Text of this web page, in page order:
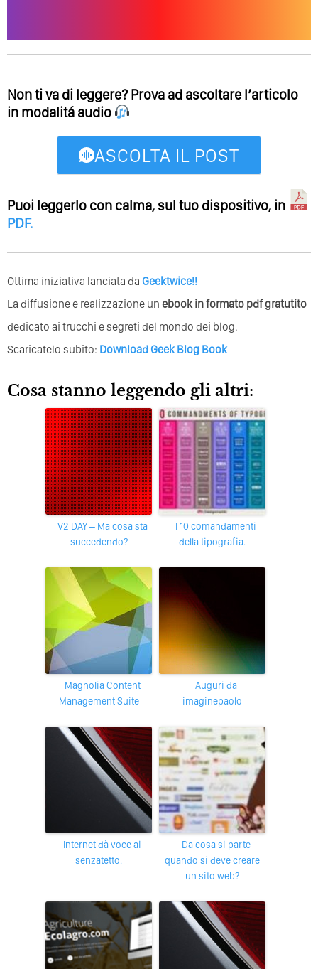
Non ti va di leggere? Prova ad ascoltare l’articolo
in modalitá audio
ASCOLTA IL POST
Puoi leggerlo con calma, sul tuo dispositivo, in
PDF.
Ottima iniziativa lanciata da Geektwice!!
La diffusione e realizzazione un ebook in formato pdf gratutito
dedicato ai trucchi e segreti del mondo dei blog.
Scaricatelo subito: Download Geek Blog Book
Cosa stanno leggendo gli altri:
V2 DAY – Ma cosa sta
succedendo?
I 10 comandamenti
della tipografia.
Magnolia Content
Management Suite
Auguri da
imaginepaolo
Internet dà voce ai
senzatetto.
Da cosa si parte
quando si deve creare
un sito web?